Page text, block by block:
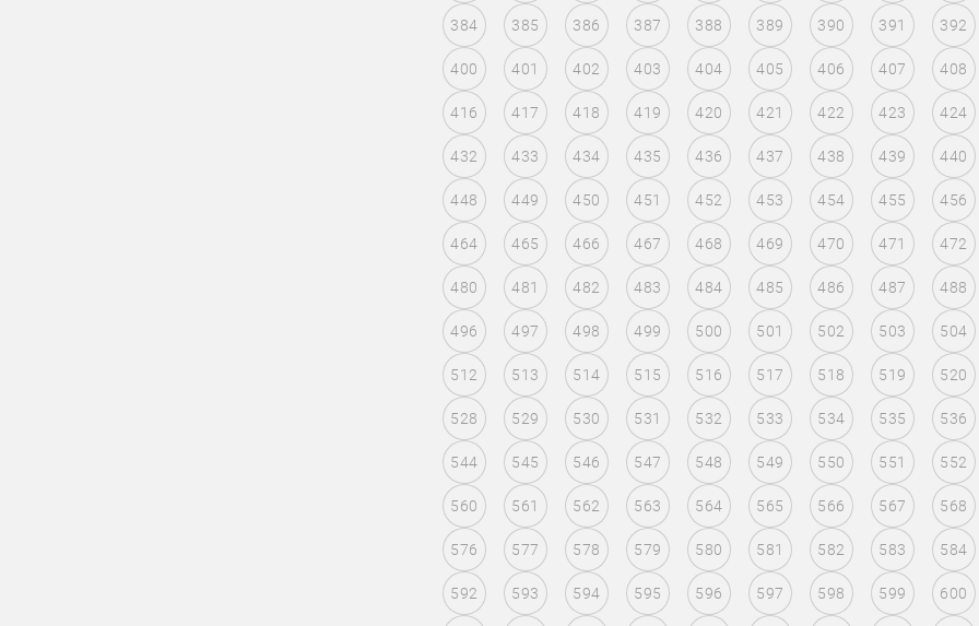
384 385 386 387 388 389 390 391 392
400 401 402 403 404 405 406 407 408
416 417 418 419 420 421 422 423 424
432 433 434 435 436 437 438 439 440
448 449 450 451 452 453 454 455 456
464 465 466 467 468 469 470 471 472
480 481 482 483 484 485 486 487 488
496 497 498 499 500 501 502 503 504
512 513 514 515 516 517 518 519 520
528 529 530 531 532 533 534 535 536
544 545 546 547 548 549 550 551 552
560 561 562 563 564 565 566 567 568
576 577 578 579 580 581 582 583 584
592 593 594 595 596 597 598 599 600